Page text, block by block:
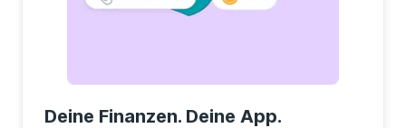
Deine Finanzen. Deine App.